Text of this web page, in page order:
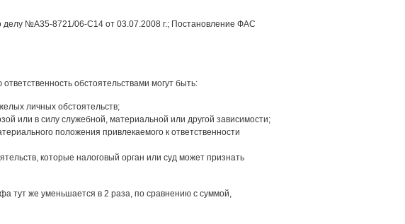
делу №А35-8721/06-C14 от 03.07.2008 г.; Постановление ФАС
обстоятельствами могут быть:
личных обстоятельств;
или в силу служебной, материальной или другой зависимости;
положения привлекаемого к ответственности
которые налоговый орган или суд может признать
тут же уменьшается в 2 раза, по сравнению с суммой,